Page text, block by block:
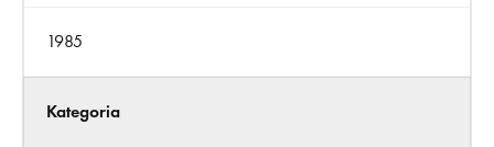
1985
Kategoria